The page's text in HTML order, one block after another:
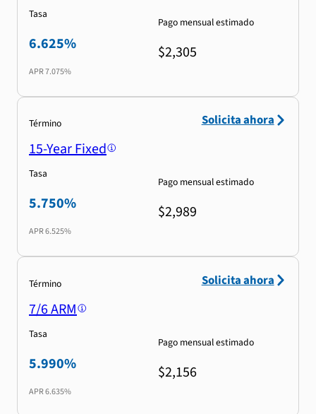
Tasa
6.625%
APR7.075%
Pago mensual estimado
$2,305
Término
15-Year Fixed
Tasa
5.750%
APR6.525%
Pago mensual estimado
$2,989
Solicita ahora
Término
7/6 ARM
Tasa
5.990%
APR6.635%
Pago mensual estimado
$2,156
Solicita ahora